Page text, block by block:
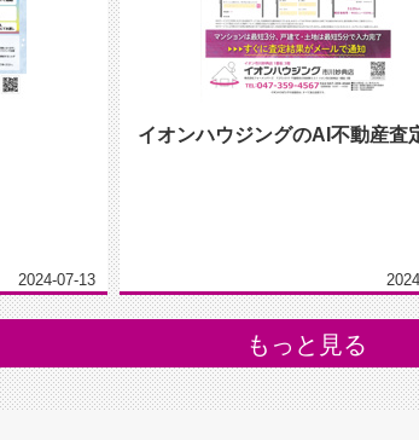
2024-07-13
イオンハウジングのAI不動産査
もっと見る